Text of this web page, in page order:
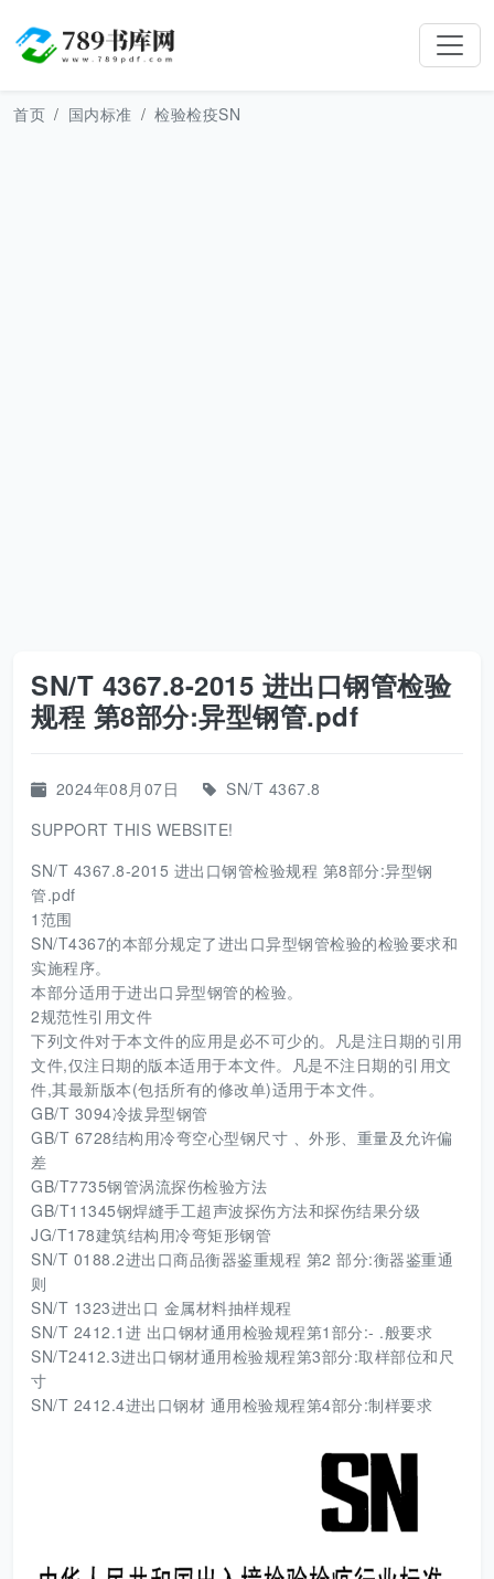
首页 国内标准 检验检疫SN
SN/T 4367.8-2015 进出口钢管检验
规程 第8部分:异型钢管.pdf
2024年08月07日
SN/T 4367.8
SUPPORT THIS WEBSITE!
SN/T 4367.8-2015 进出口钢管检验规程 第8部分:异型钢
管.pdf
1范围
SN/T4367的本部分规定了进出口异型钢管检验的检验要求和
实施程序。
本部分适用于进出口异型钢管的检验。
2规范性引用文件
下列文件对于本文件的应用是必不可少的。凡是注日期的引用
文件,仅注日期的版本适用于本文件。凡是不注日期的引用文
件,其最新版本(包括所有的修改单)适用于本文件。
GB/T 3094冷拔异型钢管
GB/T 6728结构用冷弯空心型钢尺寸 、外形、重量及允许偏
差
GB/T7735钢管涡流探伤检验方法
GB/T11345钢焊縫手工超声波探伤方法和探伤结果分级
JG/T178建筑结构用冷弯矩形钢管
SN/T 0188.2进出口商品衡器鉴重规程 第2 部分:衡器鉴重通
则
SN/T 1323进出口 金属材料抽样规程
SN/T 2412.1进 出口钢材通用检验规程第1部分:- .般要求
SN/T2412.3进出口钢材通用检验规程第3部分:取样部位和尺
寸
SN/T 2412.4进出口钢材 通用检验规程第4部分:制样要求